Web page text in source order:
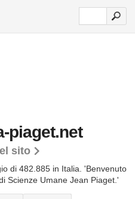
piaget.net
sito
di 482.885 in Italia. 'Benvenuto
Scienze Umane Jean Piaget.'